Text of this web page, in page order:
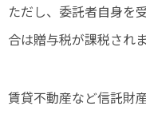
ただし、委託者自身を
合は贈与税が課税され
賃貸不動産など信託財